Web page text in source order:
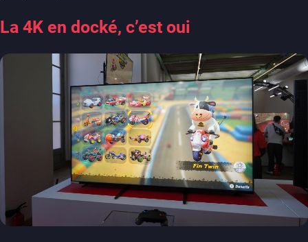
La 4K en docké, c’est oui